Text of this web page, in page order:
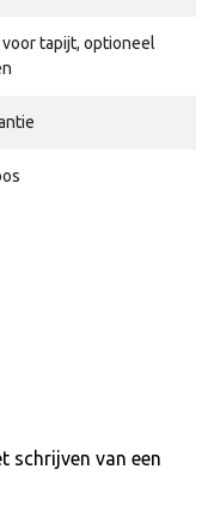
tapijt, optioneel
schrijven van een